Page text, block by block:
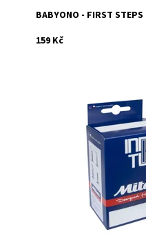
BABYONO - FIRST
159 Kč